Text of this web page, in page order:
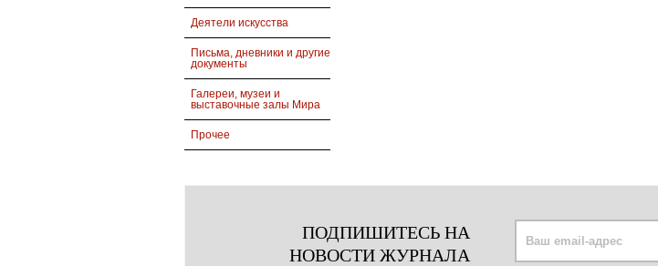
Деятели искусства
Письма, дневники и другие
документы
Галереи, музеи и
выставочные залы Мира
Прочее
ПОДПИШИТЕСЬ НА
НОВОСТИ ЖУРНАЛА